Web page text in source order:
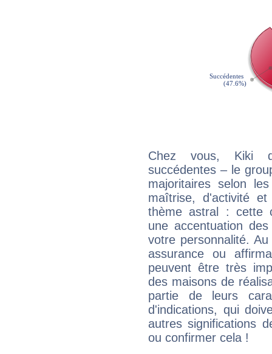
Chez vous, Kiki
succédentes – le
majoritaires selon
maîtrise, d'activité
thème astral : cette
une accentuation
votre personnalité.
assurance ou
peuvent être très
des maisons de
partie de leurs
d'indications, qui
autres significations
ou confirmer cela !